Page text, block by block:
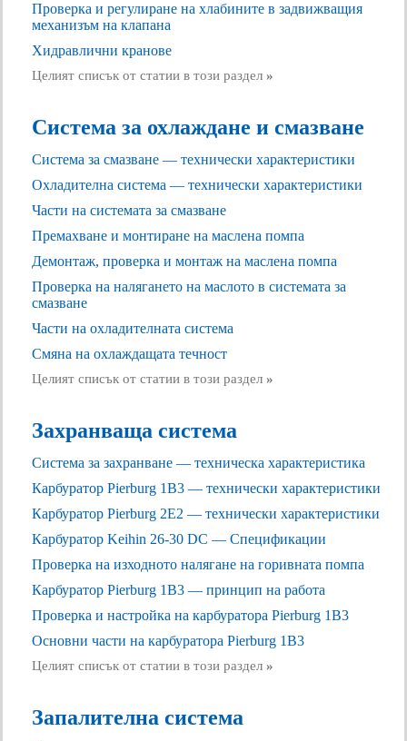
Проверка и регулиране на хлабините в задвижващия
механизъм на клапана
Хидравлични кранове
Целият списък от статии в този раздел »
Система за охлаждане и смазване
Система за смазване — технически характеристики
Охладителна система — технически характеристики
Части на системата за смазване
Премахване и монтиране на маслена помпа
Демонтаж, проверка и монтаж на маслена помпа
Проверка на налягането на маслото в системата за
смазване
Части на охладителната система
Смяна на охлаждащата течност
Целият списък от статии в този раздел »
Захранваща система
Система за захранване — техническа характеристика
Карбуратор Pierburg 1B3 — технически характеристики
Карбуратор Pierburg 2E2 — технически характеристики
Карбуратор Keihin 26-30 DC — Спецификации
Проверка на изходното налягане на горивната помпа
Карбуратор Pierburg 1B3 — принцип на работа
Проверка и настройка на карбуратора Pierburg 1B3
Основни части на карбуратора Pierburg 1B3
Целият списък от статии в този раздел »
Запалителна система